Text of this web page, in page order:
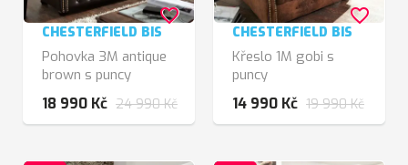
CHESTERFIELD BIS
Pohovka 3M antique
brown s puncy
18 990 Kč 24 990 Kč
favorite_border
CHESTERFIELD BIS
Křeslo 1M gobi s
puncy
14 990 Kč 19 990 Kč
favorite_border